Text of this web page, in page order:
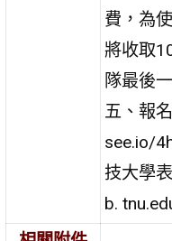
費，為
將收取
隊最後
五、報
see.io/
技大學
b.